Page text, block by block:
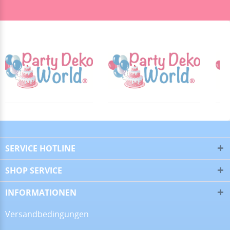
28.06.26▼
SERVICE HOTLINE
SHOP SERVICE
INFORMATIONEN
Versandbedingungen